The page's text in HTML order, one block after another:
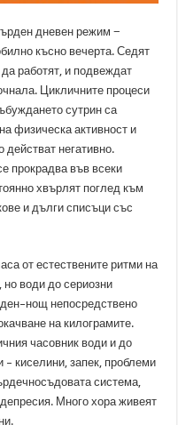
дневен режим −
късно вечерта. Седят
работят, и подвеждат
Цикличните процеси
сутрин са
физическа активност и
негативно.
прокрадва във всеки
хвърлят поглед към
и дълги списъци със
от естествените ритми на
води до сериозни
непосредствено
на килограмите.
часовник води и до
киселини, запек, проблеми
система,
Много хора живеят